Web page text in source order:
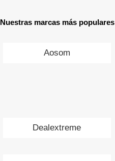
Nuestras marcas más populares
Aosom
Dealextreme